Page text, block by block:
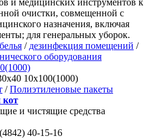
очистки, совмещенной с
назначения, включая
для генеральных уборок.
/ дезинфекция помещений /
оборудования
10х100(1000)
/Полиэтиленовые пакеты
и чистящие средства
40-15-16